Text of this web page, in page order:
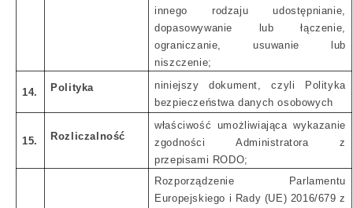
innego rodzaju udostępnianie,
dopasowywanie lub łączenie,
ograniczanie, usuwanie lub
niszczenie;
14. Polityka
niniejszy dokument, czyli Polityka
bezpieczeństwa danych osobowych
15. Rozliczalność
właściwość umożliwiająca wykazanie
zgodności Administratora z
przepisami RODO;
Rozporządzenie Parlamentu
Europejskiego i Rady (UE) 2016/679 z